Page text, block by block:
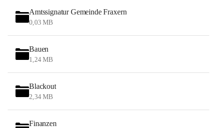
Amtssignatur Gemeinde Fraxern
0,03 MB
Bauen
1,24 MB
Blackout
2,34 MB
Finanzen